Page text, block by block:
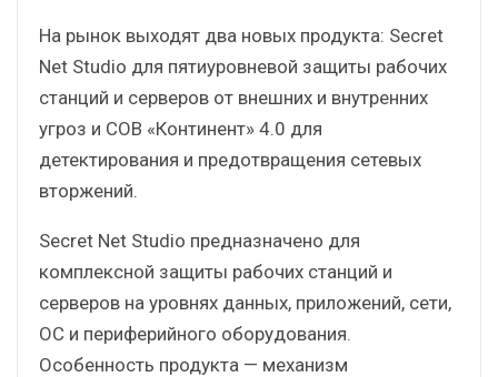
На рынок выходят два новых продукта: Secret
Net Studio для пятиуровневой защиты рабочих
станций и серверов от внешних и внутренних
угроз и СОВ «Континент» 4.0 для
детектирования и предотвращения сетевых
вторжений.
Secret Net Studio предназначено для
комплексной защиты рабочих станций и
серверов на уровнях данных, приложений, сети,
ОС и периферийного оборудования.
Особенность продукта — механизм